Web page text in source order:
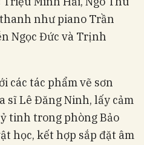
như piano Trần
Ngọc Đức và Trịnh
các tác phẩm vẽ sơn
sĩ Lê Đăng Ninh, lấy cảm
tinh trong phòng Bảo
học, kết hợp sắp đặt âm